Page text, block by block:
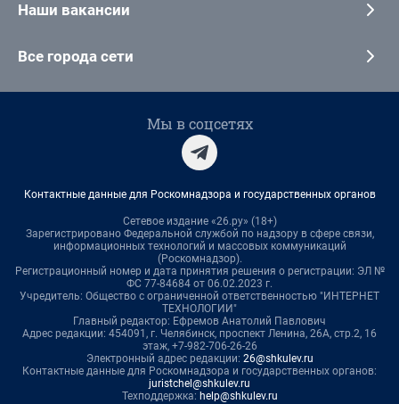
Наши вакансии
Все города сети
Мы в соцсетях
Контактные данные для Роскомнадзора и государственных органов
Сетевое издание «26.ру» (18+)
Зарегистрировано Федеральной службой по надзору в сфере связи,
информационных технологий и массовых коммуникаций
(Роскомнадзор).
Регистрационный номер и дата принятия решения о регистрации: ЭЛ №
ФС 77-84684 от 06.02.2023 г.
Учредитель: Общество с ограниченной ответственностью "ИНТЕРНЕТ
ТЕХНОЛОГИИ"
Главный редактор: Ефремов Анатолий Павлович
Адрес редакции: 454091, г. Челябинск, проспект Ленина, 26А, стр.2, 16
этаж, +7-982-706-26-26
Электронный адрес редакции: 26@shkulev.ru
Контактные данные для Роскомнадзора и государственных органов:
juristchel@shkulev.ru
Техподдержка: help@shkulev.ru